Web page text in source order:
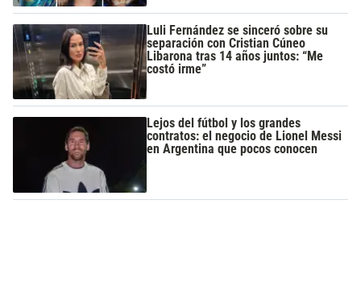
Luli Fernández se sinceró sobre su
separación con Cristian Cúneo
Libarona tras 14 años juntos: “Me
costó irme”
Lejos del fútbol y los grandes
contratos: el negocio de Lionel Messi
en Argentina que pocos conocen